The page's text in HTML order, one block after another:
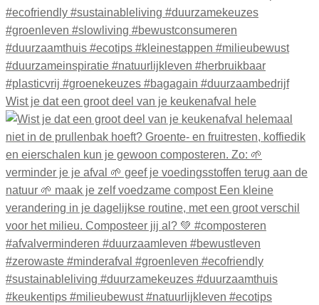
Wist je dat een groot deel van je keukenafval hele